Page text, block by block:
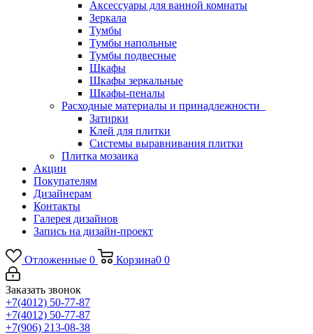
Аксессуары для ванной комнаты
Зеркала
Тумбы
Тумбы напольные
Тумбы подвесные
Шкафы
Шкафы зеркальные
Шкафы-пеналы
Расходные материалы и принадлежности
Затирки
Клей для плитки
Системы выравнивания плитки
Плитка мозаика
Акции
Покупателям
Дизайнерам
Контакты
Галерея дизайнов
Запись на дизайн-проект
Отложенные 0 Корзина0 0
Заказать звонок
+7(4012) 50-77-87
+7(4012) 50-77-87
+7(906) 213-08-38